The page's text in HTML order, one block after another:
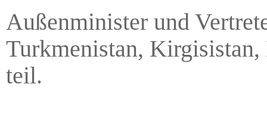
Außenminister und
Turkmenistan, Kirgisistan,
teil.